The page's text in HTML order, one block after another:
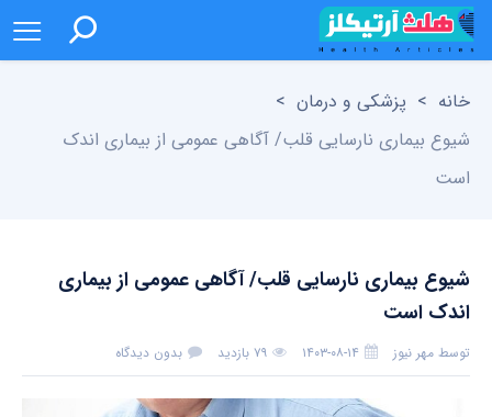
خانه > پزشکی و درمان >
شیوع بیماری نارسایی قلب/ آگاهی عمومی از بیماری اندک
است
شیوع بیماری نارسایی قلب/ آگاهی عمومی از بیماری
اندک است
توسط مهر نیوز ۱۴۰۳-۰۸-۱۴ ۷۹ بازدید بدون دیدگاه